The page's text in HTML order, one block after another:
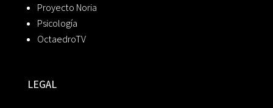
Proyecto Noria
Psicología
OctaedroTV
LEGAL